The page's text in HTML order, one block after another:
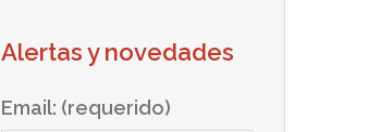
Alertas y novedades
Email: (requerido)